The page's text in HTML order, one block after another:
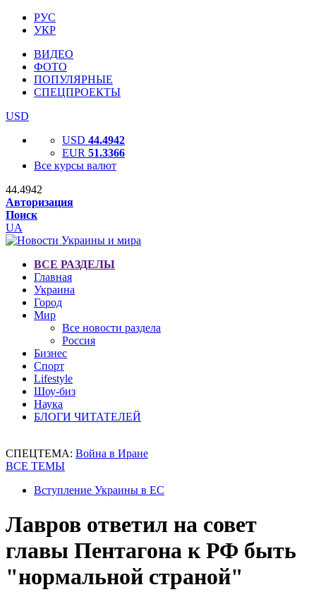
РУС
УКР
ВИДЕО
ФОТО
ПОПУЛЯРНЫЕ
СПЕЦПРОЕКТЫ
USD
USD 44.4942
EUR 51.3366
Все курсы валют
44.4942
Авторизация
Поиск
UA
ВСЕ РАЗДЕЛЫ
Главная
Украина
Город
Мир
Все новости раздела
Россия
Бизнес
Спорт
Lifestyle
Шоу-биз
Наука
БЛОГИ ЧИТАТЕЛЕЙ
СПЕЦТЕМА: Война в Иране
ВСЕ ТЕМЫ
Вступление Украины в ЕС
Лавров ответил на совет
главы Пентагона к РФ быть
"нормальной страной"